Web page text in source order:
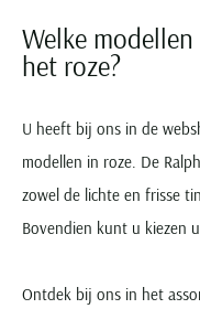
Welke
het roze?
U heeft bij ons in de
modellen in roze. De
zowel de lichte en frisse
Bovendien kunt u kiezen
Ontdek bij ons in het